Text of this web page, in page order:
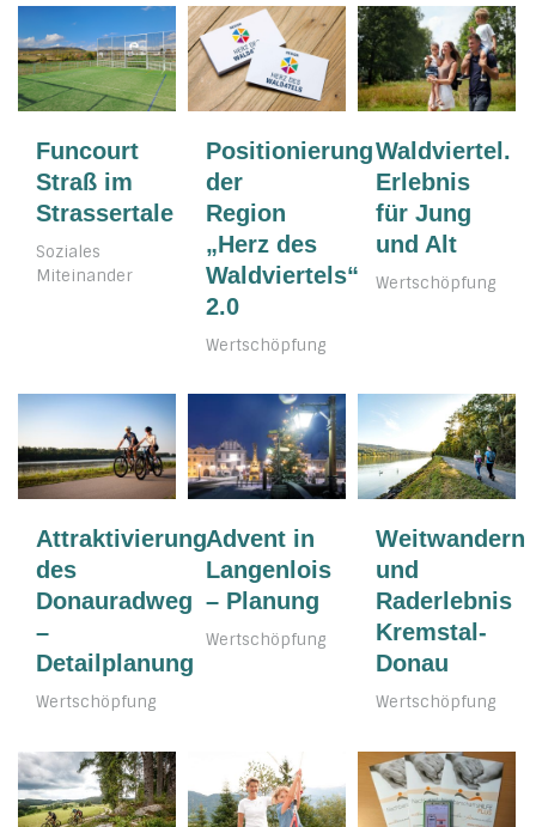
Funcourt
Straß im
Strassertale
Soziales
Miteinander
Positionierung
der
Region
„Herz des
Waldviertels“
2.0
Wertschöpfung
Waldviertel.
Erlebnis
für Jung
und Alt
Wertschöpfung
Attraktivierung
des
Donauradweg
–
Detailplanung
Wertschöpfung
Advent in
Langenlois
– Planung
Wertschöpfung
Weitwandern
und
Raderlebnis
Kremstal-
Donau
Wertschöpfung